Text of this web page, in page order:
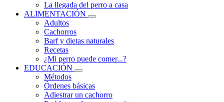
La llegada del perro a casa
ALIMENTACIÓN
Adultos
Cachorros
Barf y dietas naturales
Recetas
¿Mi perro puede comer...?
EDUCACIÓN
Métodos
Órdenes básicas
Adiestrar un cachorro